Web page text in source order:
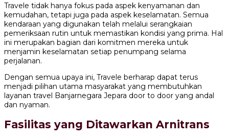
Travele tidak hanya fokus pada aspek kenyamanan dan
kemudahan, tetapi juga pada aspek keselamatan. Semua
kendaraan yang digunakan telah melalui serangkaian
pemeriksaan rutin untuk memastikan kondisi yang prima. Hal
ini merupakan bagian dari komitmen mereka untuk
menjamin keselamatan setiap penumpang selama
perjalanan.
Dengan semua upaya ini, Travele berharap dapat terus
menjadi pilihan utama masyarakat yang membutuhkan
layanan travel Banjarnegara Jepara door to door yang andal
dan nyaman.
Fasilitas yang Ditawarkan Arnitrans